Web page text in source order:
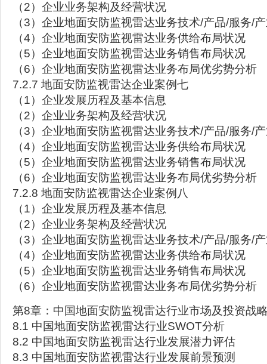
（2）企业业务架构及经营状况
（3）企业地面安防监视雷达业务技术/产品/服务/
（4）企业地面安防监视雷达业务供给布局状况
（5）企业地面安防监视雷达业务销售布局状况
（6）企业地面安防监视雷达业务布局优劣势分析
7.2.7 地面安防监视雷达企业案例七
（1）企业发展历程及基本信息
（2）企业业务架构及经营状况
（3）企业地面安防监视雷达业务技术/产品/服务/
（4）企业地面安防监视雷达业务供给布局状况
（5）企业地面安防监视雷达业务销售布局状况
（6）企业地面安防监视雷达业务布局优劣势分析
7.2.8 地面安防监视雷达企业案例八
（1）企业发展历程及基本信息
（2）企业业务架构及经营状况
（3）企业地面安防监视雷达业务技术/产品/服务/
（4）企业地面安防监视雷达业务供给布局状况
（5）企业地面安防监视雷达业务销售布局状况
（6）企业地面安防监视雷达业务布局优劣势分析
第8章：中国地面安防监视雷达行业市场及投资战
8.1 中国地面安防监视雷达行业SWOT分析
8.2 中国地面安防监视雷达行业发展潜力评估
8.3 中国地面安防监视雷达行业发展前景预测